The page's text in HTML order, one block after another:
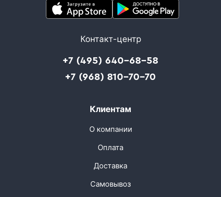
Контакт-центр
+7 (495) 640-68-58
+7 (968) 810-70-70
Клиентам
О компании
Оплата
Доставка
Самовывоз